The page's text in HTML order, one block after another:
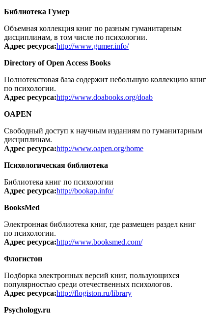
Библиотека Гумер
Объемная коллекция книг по разным гуманитарным
дисциплинам, в том числе по психологии.
Адрес ресурса:http://www.gumer.info/
Directory of Open Access Books
Полнотекстовая база содержит небольшую коллекцию книг
по психологии.
Адрес ресурса:http://www.doabooks.org/doab
OAPEN
Свободный доступ к научным изданиям по гуманитарным
дисциплинам.
Адрес ресурса:http://www.oapen.org/home
Психологическая библиотека
Библиотека книг по психологии
Адрес ресурса:http://bookap.info/
BooksMed
Электронная библиотека книг, где размещен раздел книг
по психологии.
Адрес ресурса:http://www.booksmed.com/
Флогистон
Подборка электронных версий книг, пользующихся
популярностью среди отечественных психологов.
Адрес ресурса:http://flogiston.ru/library
Psychology.ru